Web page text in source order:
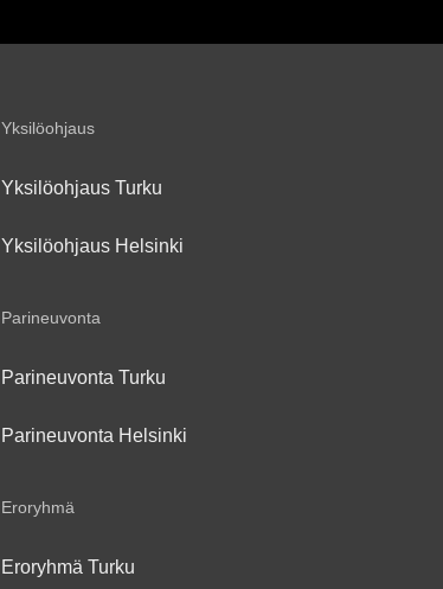
Yksilöohjaus
Yksilöohjaus Turku
Yksilöohjaus Helsinki
Parineuvonta
Parineuvonta Turku
Parineuvonta Helsinki
Eroryhmä
Eroryhmä Turku